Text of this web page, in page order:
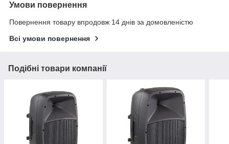
Умови повернення
Повернення товару впродовж 14 днів за домовленістю
Всі умови повернення
Подібні товари компанії